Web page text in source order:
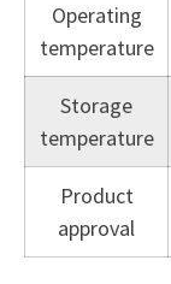
Operating
temperature
Storage
temperature
Product
approval